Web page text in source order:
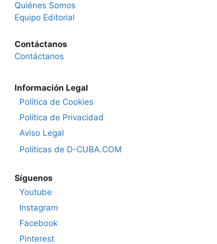
Quiénes Somos
Equipo Editorial
Contáctanos
Contáctanos
Información Legal
Política de Cookies
Política de Privacidad
Aviso Legal
Políticas de D-CUBA.COM
Síguenos
Youtube
Instagram
Facebook
Pinterest